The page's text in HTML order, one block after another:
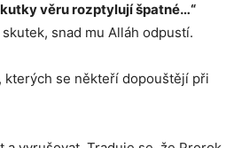
věru rozptylují špatné…“
snad mu Alláh odpustí.
kterých se někteří dopouštějí při